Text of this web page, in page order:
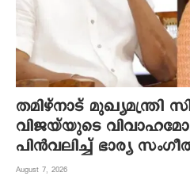
തമിഴ്നാട്
വിജയ്‌യുടെ
പിൻവലിച്ച് ഭാര്യ
August 7, 2026